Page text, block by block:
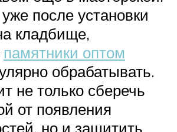
после установки
кладбище,
памятники оптом
обрабатывать.
не только сберечь
от появления
но и защитить